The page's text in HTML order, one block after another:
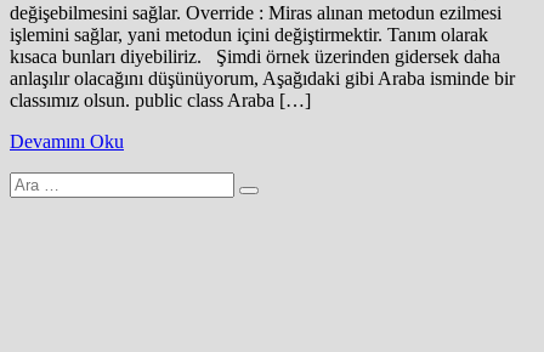
değişebilmesini sağlar. Override : Miras alınan metodun ezilmesi
işlemini sağlar, yani metodun içini değiştirmektir. Tanım olarak
kısaca bunları diyebiliriz. Şimdi örnek üzerinden gidersek daha
anlaşılır olacağını düşünüyorum, Aşağıdaki gibi Araba isminde bir
classımız olsun. public class Araba […]
Devamını Oku
Arama
yap: